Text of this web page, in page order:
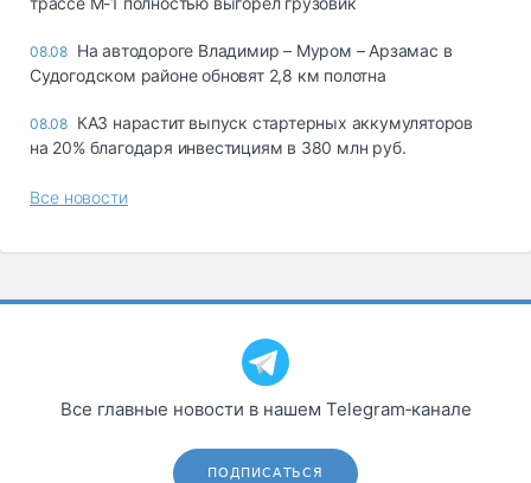
08.08 На автодороге Владимир – Муром – Арзамас в
Судогодском районе обновят 2,8 км полотна
08.08 КАЗ нарастит выпуск стартерных аккумуляторов
на 20% благодаря инвестициям в 380 млн руб.
Все новости
Все главные новости в нашем Telegram‑канале
ПОДПИСАТЬСЯ